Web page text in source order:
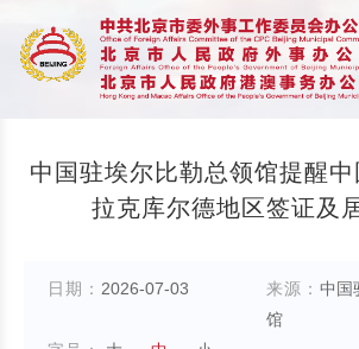
中国驻埃尔比勒总领馆提醒
拉克库尔德地区签证及
日期： 2026-07-03 来源： 中国
馆